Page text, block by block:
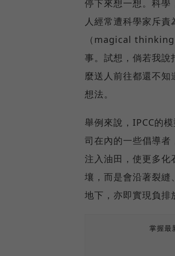
停下來想一想。科學
人經常遭科學家斥
（magical thinking
事。試想，倘若我說
麼送人前往都還不
想法。
舉例來說，IPCC的
司在內的一些倡導者
注入油田，使更多化
壤，而是會沿著裂縫
地下，亦即實現負排
掌握最